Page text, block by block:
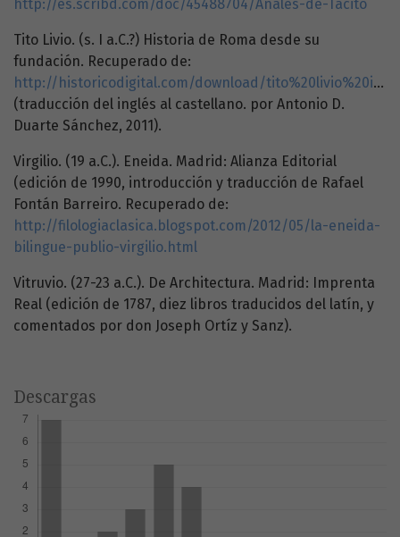
http://es.scribd.com/doc/45488704/Anales-de-Tacito
Tito Livio. (s. I a.C.?) Historia de Roma desde su
fundación. Recuperado de:
http://historicodigital.com/download/tito%20livio%20i.pdf
(traducción del inglés al castellano. por Antonio D.
Duarte Sánchez, 2011).
Virgilio. (19 a.C.). Eneida. Madrid: Alianza Editorial
(edición de 1990, introducción y traducción de Rafael
Fontán Barreiro. Recuperado de:
http://filologiaclasica.blogspot.com/2012/05/la-eneida-
bilingue-publio-virgilio.html
Vitruvio. (27-23 a.C.). De Architectura. Madrid: Imprenta
Real (edición de 1787, diez libros traducidos del latín, y
comentados por don Joseph Ortíz y Sanz).
Descargas